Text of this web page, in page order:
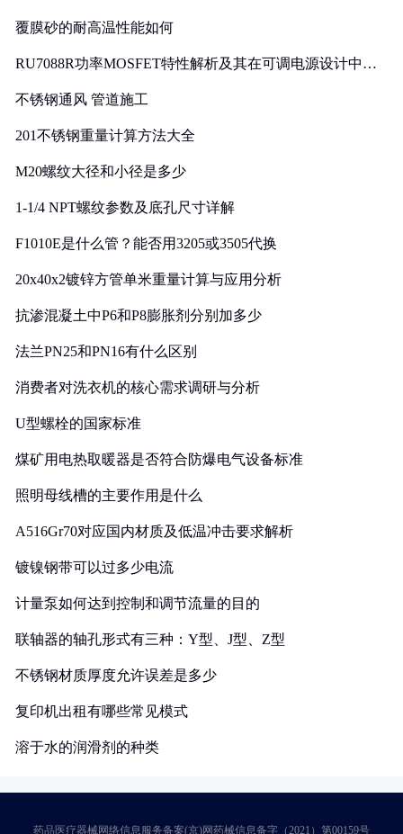
覆膜砂的耐高温性能如何
RU7088R功率MOSFET特性解析及其在可调电源设计中的
不锈钢通风 管道施工
201不锈钢重量计算方法大全
M20螺纹大径和小径是多少
1-1/4 NPT螺纹参数及底孔尺寸详解
F1010E是什么管？能否用3205或3505代换
20x40x2镀锌方管单米重量计算与应用分析
抗渗混凝土中P6和P8膨胀剂分别加多少
法兰PN25和PN16有什么区别
消费者对洗衣机的核心需求调研与分析
U型螺栓的国家标准
煤矿用电热取暖器是否符合防爆电气设备标准
照明母线槽的主要作用是什么
A516Gr70对应国内材质及低温冲击要求解析
镀镍钢带可以过多少电流
计量泵如何达到控制和调节流量的目的
联轴器的轴孔形式有三种：Y型、J型、Z型
不锈钢材质厚度允许误差是多少
复印机出租有哪些常见模式
溶于水的润滑剂的种类
药品医疗器械网络信息服务备案(京)网药械信息备字（2021）第00159号